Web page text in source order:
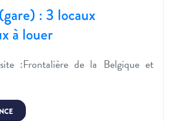
: 3 locaux
à louer
:Frontalière de la Belgique et